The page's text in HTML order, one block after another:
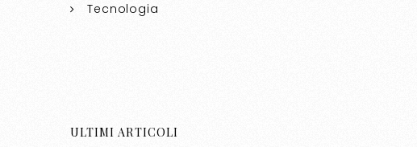
Tecnologia
ULTIMI ARTICOLI